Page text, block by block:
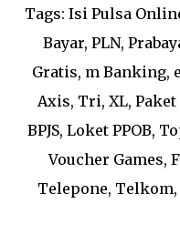
Tags: Isi Pulsa
Bayar, PLN,
Gratis, m Banking,
Axis, Tri, XL, Paket
BPJS, Loket PPOB,
Voucher Games,
Telepone,